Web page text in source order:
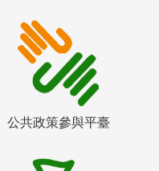
公共政策參與平臺